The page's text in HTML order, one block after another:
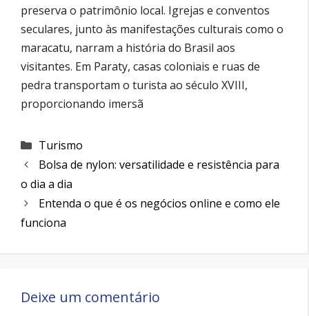
preserva o patrimônio local. Igrejas e conventos
seculares, junto às manifestações culturais como o
maracatu, narram a história do Brasil aos
visitantes. Em Paraty, casas coloniais e ruas de
pedra transportam o turista ao século XVIII,
proporcionando imersã
Categorias
Turismo
Bolsa de nylon: versatilidade e resistência para
o dia a dia
Entenda o que é os negócios online e como ele
funciona
Deixe um comentário